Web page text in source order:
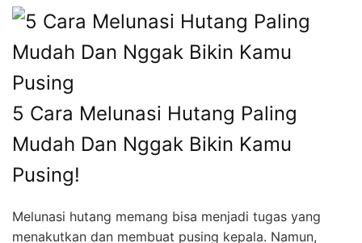
5 Cara Melunasi Hutang Paling
Mudah Dan Nggak Bikin Kamu
Pusing!
Melunasi hutang memang bisa menjadi tugas yang
menakutkan dan membuat pusing kepala. Namun,